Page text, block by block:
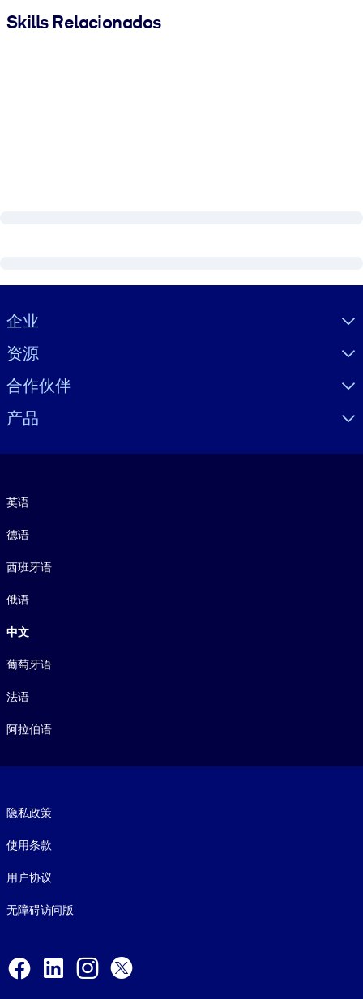
Skills Relacionados
Visually hidden Text
企业
资源
合作伙伴
产品
英语
德语
西班牙语
俄语
中文
葡萄牙语
法语
阿拉伯语
隐私政策
使用条款
用户协议
无障碍访问版
Facebook
LinkedInInstagram